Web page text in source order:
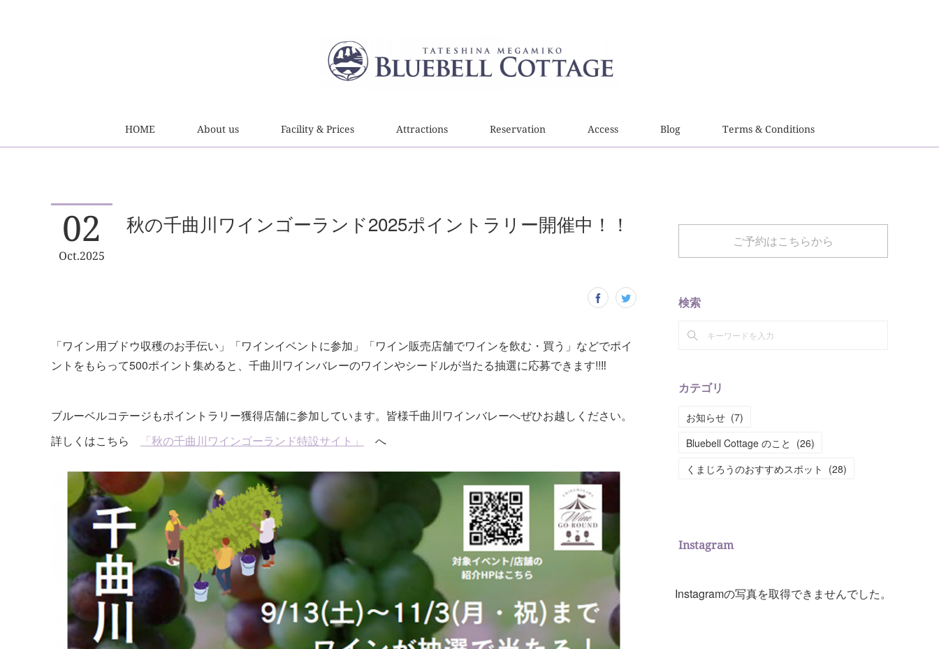
HOME About us Facility & Prices Attractions Reservation Access Blog Terms & Conditions
02
Oct2025
秋の千曲川ワインゴーランド2025ポイントラリー開催中！！
「ワイン用ブドウ収穫のお手伝い」「ワインイベントに参加」「ワイン販売店舗でワインを飲む・買う」などでポイ
ントをもらって500ポイント集めると、千曲川ワインバレーのワインやシードルが当たる抽選に応募できます!!‼
ブルーベルコテージもポイントラリー獲得店舗に参加しています。皆様千曲川ワインバレーへぜひお越しください。
詳しくはこちら
「秋の千曲川ワインゴーランド特設サイト」 へ
ご予約はこちらから
検索
カテゴリ
お知らせ (7)
Bluebell Cottage のこと (26)
くまじろうのおすすめスポット (28)
Instagram
Instagramの写真を取得できませんでした。